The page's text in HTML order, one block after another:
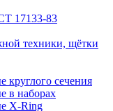
17133-83
техники, щётки
круглого сечения
в наборах
Х-Ring